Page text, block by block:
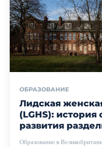
ОБРАЗОВАНИЕ
Лидская
(LGHS): история
развития
Образование в